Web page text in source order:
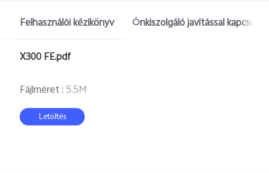
Hungary | Válasszon országot/régiót
Felhasználói kézikönyv Önkiszolgáló javítással
X300 FE.pdf
Fájlméret : 5.5M
Letöltés